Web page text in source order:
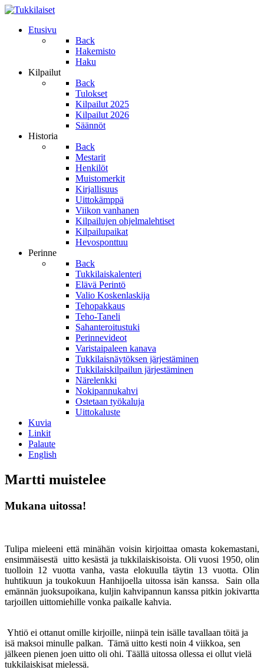
Etusivu
Back
Hakemisto
Haku
Kilpailut
Back
Tulokset
Kilpailut 2025
Kilpailut 2026
Säännöt
Historia
Back
Mestarit
Henkilöt
Muistomerkit
Kirjallisuus
Uittokämppä
Viikon vanhanen
Kilpailujen ohjelmalehtiset
Kilpailupaikat
Hevosponttuu
Perinne
Back
Tukkilaiskalenteri
Elävä Perintö
Valio Koskenlaskija
Tehopakkaus
Teho-Taneli
Sahanteroitustuki
Perinnevideot
Varistaipaleen kanava
Tukkilaisnäytöksen järjestäminen
Tukkilaiskilpailun järjestäminen
Närelenkki
Nokipannukahvi
Ostetaan työkaluja
Uittokaluste
Kuvia
Linkit
Palaute
English
Martti muistelee
Mukana uitossa!
Tulipa mieleeni että minähän voisin kirjoittaa omasta kokemastani,
ensimmäisestä uitto kesästä ja tukkilaiskisoista. Oli vuosi 1950, olin
tuolloin 12 vuotta vanha, vasta elokuulla täytin 13 vuotta. Olin
huhtikuun ja toukokuun Hanhijoella uitossa isän kanssa. Sain olla
emännän juoksupoikana, kuljin kahvipannun kanssa pitkin jokivartta
tarjoillen uittomiehille vonka paikalle kahvia.
Yhtiö ei ottanut omille kirjoille, niinpä tein isälle tavallaan töitä ja
isä maksoi minulle palkan. Tämä uitto kesti noin 4 viikkoa, sen
jälkeen pienen joen uitto oli ohi. Täällä uitossa ollessa ei ollut vielä
tukkilaiskisat mielessä.